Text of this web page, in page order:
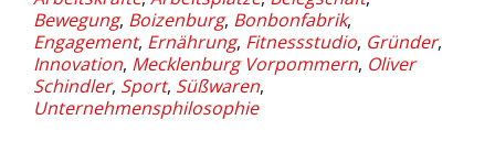
für
den
Sport
Bewegung, Boizenburg, Bonbonfabrik,
Engagement, Ernährung, Fitnessstudio, Gründer,
Innovation, Mecklenburg Vorpommern, Oliver
Schindler, Sport, Süßwaren,
Unternehmensphilosophie